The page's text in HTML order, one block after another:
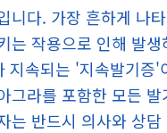
니다. 가장 흔하게 나
는 작용으로 인해 발
지속되는 '지속발기
그라를 포함한 모든
는 반드시 의사와 상